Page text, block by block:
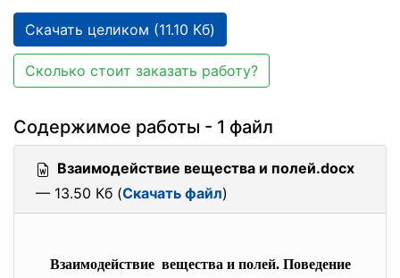
Скачать целиком (11.10 Кб)
Сколько стоит заказать работу?
Содержимое работы - 1 файл
Взаимодействие вещества и полей.docx
— 13.50 Кб (Скачать файл)
Взаимодействие вещества и полей. Поведение